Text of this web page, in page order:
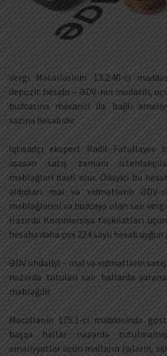
Vergi Məcəlləsinin 13.2.40-cı
depozit hesabı – ƏDV-nin mədaxili,
büdcəsinə məxarici ilə bağlı
xəzinə hesabıdır.
İqtisadçı ekspert Radil Fətullayev
əsasən satış zamanı
məbləğləri daxil olur. Ödəyici bu
aldıqları mal və xidmətlərin
məbləğlərini və büdcəyə olan sair
Hazırda Kommersiya təşkilatları
hesaba daha çox 224 saylı hesab uyğun
ƏDV öhdəliyi – mal və xidmətlərin
nəzərdə tutulan sair hallarda
məbləğdir.
Məcəllənin 175.1-ci maddəsində
başqa hallar nəzərdə
əməliyyatlar üçün malların (işlərin,